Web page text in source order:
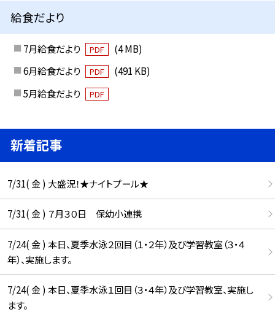
給食だより
7月給食だより PDF
(4 MB)
6月給食だより
PDF
(491 KB)
5月給食だより
PDF
新着記事
7/31( 金 ) 大盛況！★ナイトプール★
7/31( 金 ) ７月３０日 保幼小連携
7/24( 金 ) 本日、夏季水泳２回目（１・２年）及び学習教室（３・４
年）、実施します。
7/24( 金 ) 本日、夏季水泳１回目（３・４年）及び学習教室、実施し
ます。